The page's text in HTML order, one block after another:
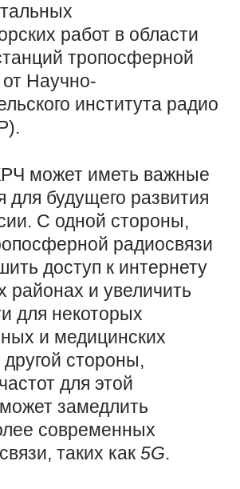
работ в области
тропосферной
Научно-
института радио
может иметь важные
для будущего развития
С одной стороны,
радиосвязи
доступ к интернету
районах и увеличить
для некоторых
и медицинских
стороны,
для этой
замедлить
современных
таких как 5G.